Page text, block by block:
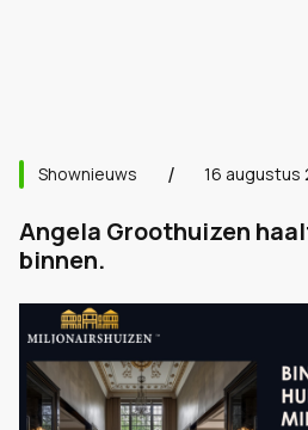
Shownieuws 16 augustus
Angela Groothuizen
binnen.